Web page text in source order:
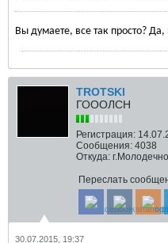
Вы думаете, все так просто?
TROTSKI
ГОООЛСН
Регистрация:
Сообщения: 4038
Откуда: г.Молодечно
Переслать
30.07.2015, 19:37